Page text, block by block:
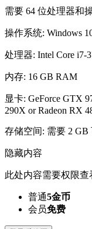
需要 64 位处理器和
操作系统: Windows
处理器: Intel Core i7-
内存: 16 GB RAM
显卡: GeForce GTX
290X or Radeon RX
存储空间: 需要 2 GB
隐藏内容
此处内容需要权限查
普通5金币
会员免费